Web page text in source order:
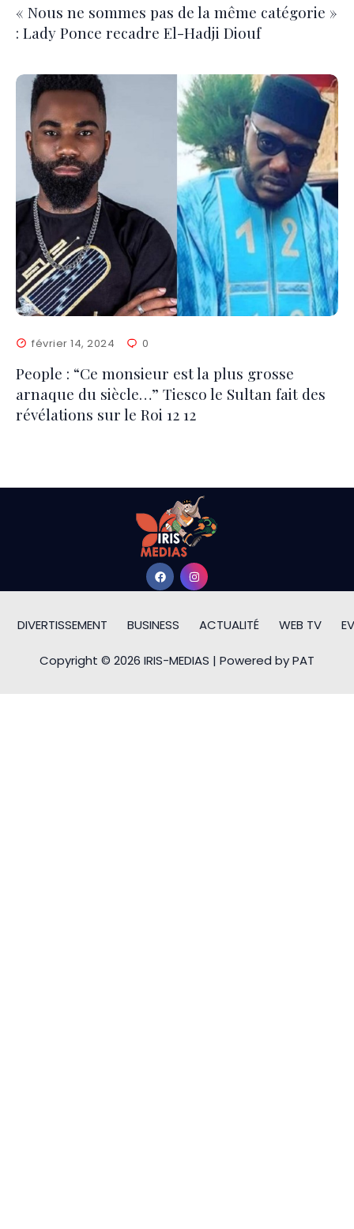
« Nous ne sommes pas de la même catégorie »
: Lady Ponce recadre El-Hadji Diouf
février 14, 2024 0
People : “Ce monsieur est la plus grosse
arnaque du siècle…” Tiesco le Sultan fait des
révélations sur le Roi 12 12
DIVERTISSEMENT BUSINESS ACTUALITÉ WEB TV
Copyright © 2026 IRIS-MEDIAS | Powered by PAT